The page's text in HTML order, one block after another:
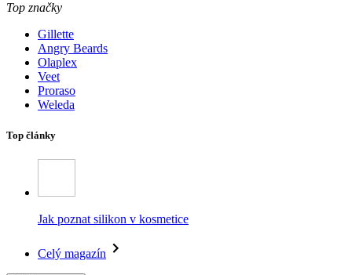
Top značky
Gillette
Angry Beards
Olaplex
Veet
Proraso
Weleda
Top články
Jak poznat silikon v kosmetice
Celý magazín